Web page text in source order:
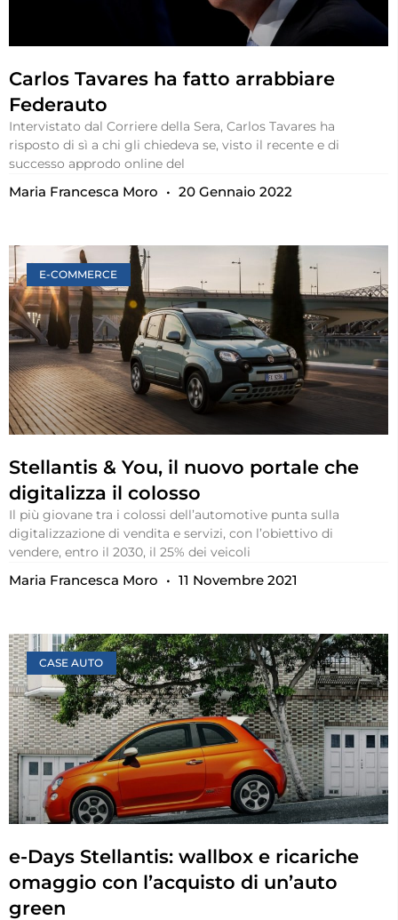
Carlos Tavares ha fatto arrabbiare
Federauto
Intervistato dal Corriere della Sera, Carlos Tavares ha
risposto di sì a chi gli chiedeva se, visto il recente e di
successo approdo online del
Maria Francesca Moro 20 Gennaio 2022
E-COMMERCE
Stellantis & You, il nuovo portale che
digitalizza il colosso
Il più giovane tra i colossi dell’automotive punta sulla
digitalizzazione di vendita e servizi, con l’obiettivo di
vendere, entro il 2030, il 25% dei veicoli
Maria Francesca Moro 11 Novembre 2021
CASE AUTO
e-Days Stellantis: wallbox e ricariche
omaggio con l’acquisto di un’auto
green